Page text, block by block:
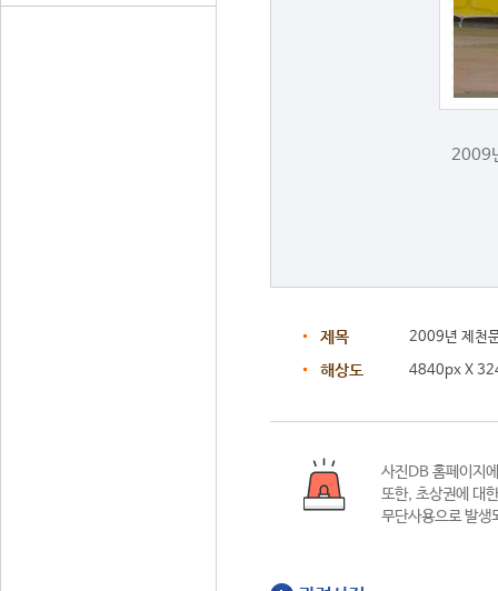
2009
제목 2009년 제천
해상도 4840px X
사진DB 홈페이지
또한, 초상권에 대
무단사용으로 발생